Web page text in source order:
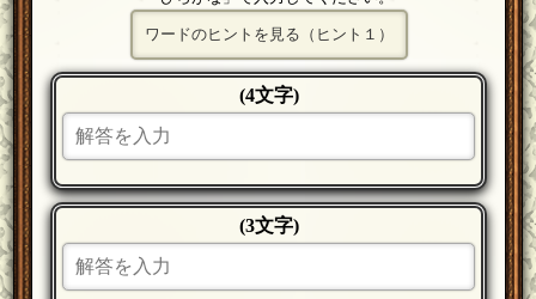
ワードのヒントを見る（ヒント１）
(4文字)
(3文字)